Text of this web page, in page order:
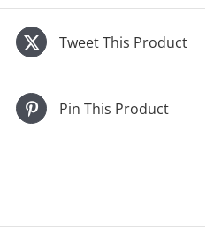
Tweet This Product
Pin This Product